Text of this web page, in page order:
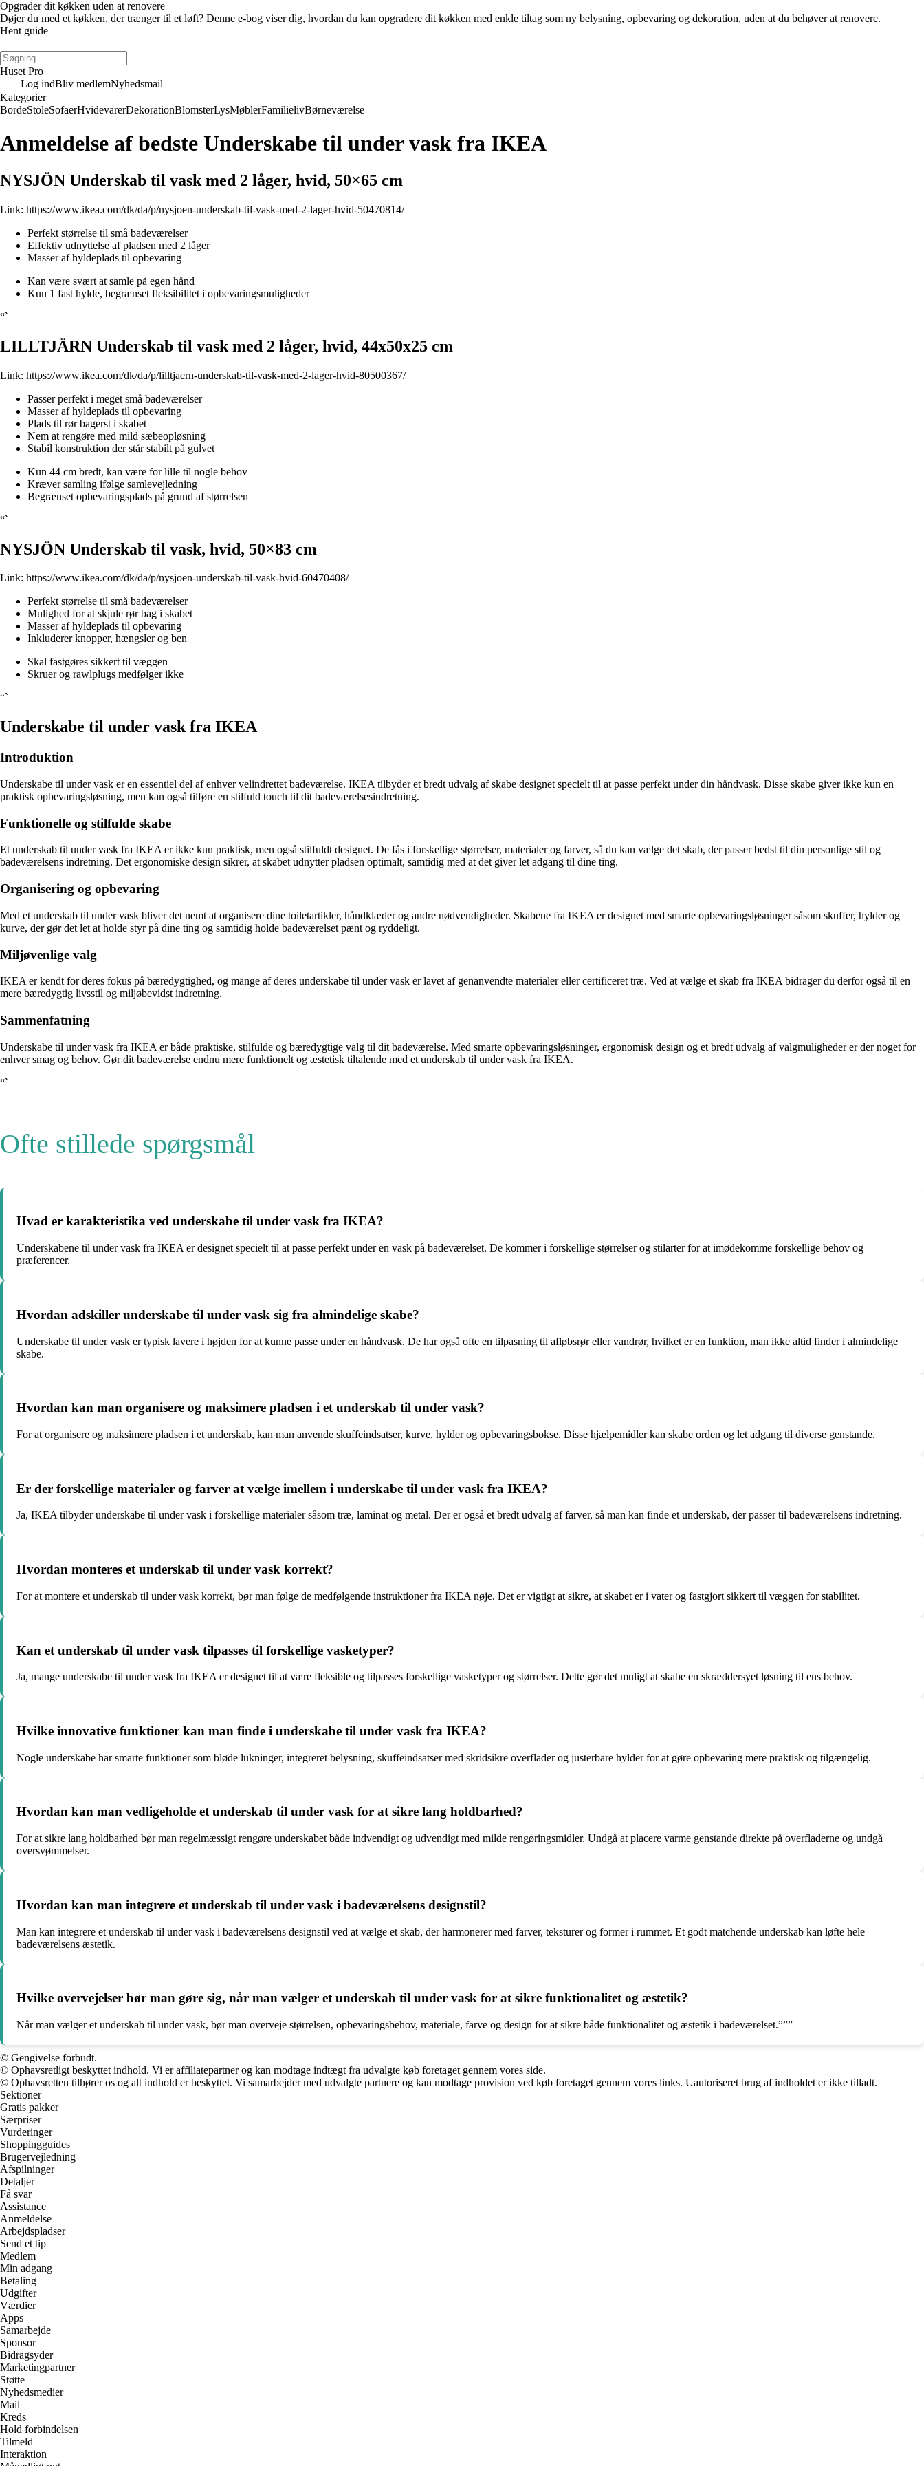
Opgrader dit køkken uden at renovere
Døjer du med et køkken, der trænger til et løft? Denne e-bog viser dig, hvordan du kan opgradere dit køkken med enkle tiltag som ny belysning, opbevaring og dekoration, uden at du behøver at renovere.
Hent guide
Huset Pro
Log indBliv medlemNyhedsmail
Kategorier
BordeStoleSofaerHvidevarerDekorationBlomsterLysMøblerFamilielivBørneværelse
Anmeldelse af bedste Underskabe til under vask fra IKEA
NYSJÖN Underskab til vask med 2 låger, hvid, 50×65 cm
Link: https://www.ikea.com/dk/da/p/nysjoen-underskab-til-vask-med-2-lager-hvid-50470814/
Perfekt størrelse til små badeværelser
Effektiv udnyttelse af pladsen med 2 låger
Masser af hyldeplads til opbevaring
Kan være svært at samle på egen hånd
Kun 1 fast hylde, begrænset fleksibilitet i opbevaringsmuligheder
“`
LILLTJÄRN Underskab til vask med 2 låger, hvid, 44x50x25 cm
Link: https://www.ikea.com/dk/da/p/lilltjaern-underskab-til-vask-med-2-lager-hvid-80500367/
Passer perfekt i meget små badeværelser
Masser af hyldeplads til opbevaring
Plads til rør bagerst i skabet
Nem at rengøre med mild sæbeopløsning
Stabil konstruktion der står stabilt på gulvet
Kun 44 cm bredt, kan være for lille til nogle behov
Kræver samling ifølge samlevejledning
Begrænset opbevaringsplads på grund af størrelsen
“`
NYSJÖN Underskab til vask, hvid, 50×83 cm
Link: https://www.ikea.com/dk/da/p/nysjoen-underskab-til-vask-hvid-60470408/
Perfekt størrelse til små badeværelser
Mulighed for at skjule rør bag i skabet
Masser af hyldeplads til opbevaring
Inkluderer knopper, hængsler og ben
Skal fastgøres sikkert til væggen
Skruer og rawlplugs medfølger ikke
“`
Underskabe til under vask fra IKEA
Introduktion
Underskabe til under vask er en essentiel del af enhver velindrettet badeværelse. IKEA tilbyder et bredt udvalg af skabe designet specielt til at passe perfekt under din håndvask. Disse skabe giver ikke kun en
praktisk opbevaringsløsning, men kan også tilføre en stilfuld touch til dit badeværelsesindretning.
Funktionelle og stilfulde skabe
Et underskab til under vask fra IKEA er ikke kun praktisk, men også stilfuldt designet. De fås i forskellige størrelser, materialer og farver, så du kan vælge det skab, der passer bedst til din personlige stil og
badeværelsens indretning. Det ergonomiske design sikrer, at skabet udnytter pladsen optimalt, samtidig med at det giver let adgang til dine ting.
Organisering og opbevaring
Med et underskab til under vask bliver det nemt at organisere dine toiletartikler, håndklæder og andre nødvendigheder. Skabene fra IKEA er designet med smarte opbevaringsløsninger såsom skuffer, hylder og
kurve, der gør det let at holde styr på dine ting og samtidig holde badeværelset pænt og ryddeligt.
Miljøvenlige valg
IKEA er kendt for deres fokus på bæredygtighed, og mange af deres underskabe til under vask er lavet af genanvendte materialer eller certificeret træ. Ved at vælge et skab fra IKEA bidrager du derfor også til en
mere bæredygtig livsstil og miljøbevidst indretning.
Sammenfatning
Underskabe til under vask fra IKEA er både praktiske, stilfulde og bæredygtige valg til dit badeværelse. Med smarte opbevaringsløsninger, ergonomisk design og et bredt udvalg af valgmuligheder er der noget for
enhver smag og behov. Gør dit badeværelse endnu mere funktionelt og æstetisk tiltalende med et underskab til under vask fra IKEA.
“`
Ofte stillede spørgsmål
Hvad er karakteristika ved underskabe til under vask fra IKEA?
Underskabene til under vask fra IKEA er designet specielt til at passe perfekt under en vask på badeværelset. De kommer i forskellige størrelser og stilarter for at imødekomme forskellige behov og
præferencer.
Hvordan adskiller underskabe til under vask sig fra almindelige skabe?
Underskabe til under vask er typisk lavere i højden for at kunne passe under en håndvask. De har også ofte en tilpasning til afløbsrør eller vandrør, hvilket er en funktion, man ikke altid finder i almindelige
skabe.
Hvordan kan man organisere og maksimere pladsen i et underskab til under vask?
For at organisere og maksimere pladsen i et underskab, kan man anvende skuffeindsatser, kurve, hylder og opbevaringsbokse. Disse hjælpemidler kan skabe orden og let adgang til diverse genstande.
Er der forskellige materialer og farver at vælge imellem i underskabe til under vask fra IKEA?
Ja, IKEA tilbyder underskabe til under vask i forskellige materialer såsom træ, laminat og metal. Der er også et bredt udvalg af farver, så man kan finde et underskab, der passer til badeværelsens indretning.
Hvordan monteres et underskab til under vask korrekt?
For at montere et underskab til under vask korrekt, bør man følge de medfølgende instruktioner fra IKEA nøje. Det er vigtigt at sikre, at skabet er i vater og fastgjort sikkert til væggen for stabilitet.
Kan et underskab til under vask tilpasses til forskellige vasketyper?
Ja, mange underskabe til under vask fra IKEA er designet til at være fleksible og tilpasses forskellige vasketyper og størrelser. Dette gør det muligt at skabe en skræddersyet løsning til ens behov.
Hvilke innovative funktioner kan man finde i underskabe til under vask fra IKEA?
Nogle underskabe har smarte funktioner som bløde lukninger, integreret belysning, skuffeindsatser med skridsikre overflader og justerbare hylder for at gøre opbevaring mere praktisk og tilgængelig.
Hvordan kan man vedligeholde et underskab til under vask for at sikre lang holdbarhed?
For at sikre lang holdbarhed bør man regelmæssigt rengøre underskabet både indvendigt og udvendigt med milde rengøringsmidler. Undgå at placere varme genstande direkte på overfladerne og undgå
oversvømmelser.
Hvordan kan man integrere et underskab til under vask i badeværelsens designstil?
Man kan integrere et underskab til under vask i badeværelsens designstil ved at vælge et skab, der harmonerer med farver, teksturer og former i rummet. Et godt matchende underskab kan løfte hele
badeværelsens æstetik.
Hvilke overvejelser bør man gøre sig, når man vælger et underskab til under vask for at sikre funktionalitet og æstetik?
Når man vælger et underskab til under vask, bør man overveje størrelsen, opbevaringsbehov, materiale, farve og design for at sikre både funktionalitet og æstetik i badeværelset.”””
© Gengivelse forbudt.
© Ophavsretligt beskyttet indhold. Vi er affiliatepartner og kan modtage indtægt fra udvalgte køb foretaget gennem vores side.
© Ophavsretten tilhører os og alt indhold er beskyttet. Vi samarbejder med udvalgte partnere og kan modtage provision ved køb foretaget gennem vores links. Uautoriseret brug af indholdet er ikke tilladt.
Sektioner
Gratis pakker
Særpriser
Vurderinger
Shoppingguides
Brugervejledning
Afspilninger
Detaljer
Få svar
Assistance
Anmeldelse
Arbejdspladser
Send et tip
Medlem
Min adgang
Betaling
Udgifter
Værdier
Apps
Samarbejde
Sponsor
Bidragsyder
Marketingpartner
Støtte
Nyhedsmedier
Mail
Kreds
Hold forbindelsen
Tilmeld
Interaktion